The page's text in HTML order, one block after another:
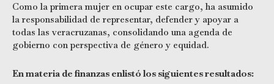
Como la primera mujer en ocupar este cargo, ha asumido
la responsabilidad de representar, defender y apoyar a
todas las veracruzanas, consolidando una agenda de
gobierno con perspectiva de género y equidad.
En materia de finanzas enlistó los siguientes resultados: